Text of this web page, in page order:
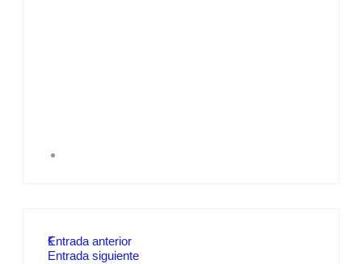
Entrada anterior
Entrada siguiente